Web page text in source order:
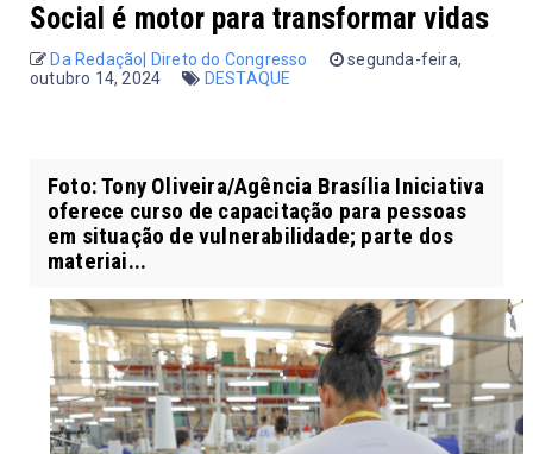
Social é motor para transformar vidas
Da Redação| Direto do Congresso
segunda-feira,
outubro 14, 2024
DESTAQUE
Foto: Tony Oliveira/Agência Brasília Iniciativa
oferece curso de capacitação para pessoas
em situação de vulnerabilidade; parte dos
materiai...